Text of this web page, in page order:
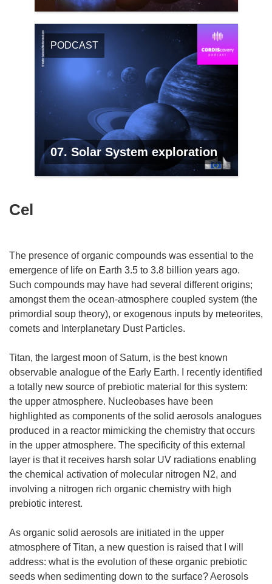
PODCAST
07. Solar System exploration
Cel
The presence of organic compounds was essential to the
emergence of life on Earth 3.5 to 3.8 billion years ago.
Such compounds may have had several different origins;
amongst them the ocean-atmosphere coupled system (the
primordial soup theory), or exogenous inputs by meteorites,
comets and Interplanetary Dust Particles.
Titan, the largest moon of Saturn, is the best known
observable analogue of the Early Earth. I recently identified
a totally new source of prebiotic material for this system:
the upper atmosphere. Nucleobases have been
highlighted as components of the solid aerosols analogues
produced in a reactor mimicking the chemistry that occurs
in the upper atmosphere. The specificity of this external
layer is that it receives harsh solar UV radiations enabling
the chemical activation of molecular nitrogen N2, and
involving a nitrogen rich organic chemistry with high
prebiotic interest.
As organic solid aerosols are initiated in the upper
atmosphere of Titan, a new question is raised that I will
address: what is the evolution of these organic prebiotic
seeds when sedimenting down to the surface? Aerosols